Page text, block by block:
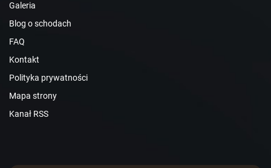
Galeria
Blog o schodach
FAQ
Kontakt
Polityka prywatności
Mapa strony
Kanał RSS